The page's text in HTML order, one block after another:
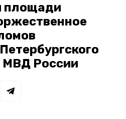
площади
МВД России